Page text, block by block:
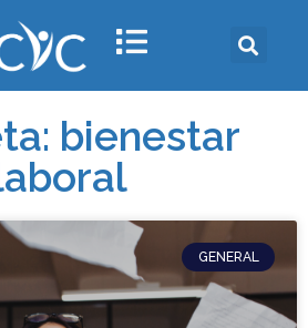
bienestar
GENERAL